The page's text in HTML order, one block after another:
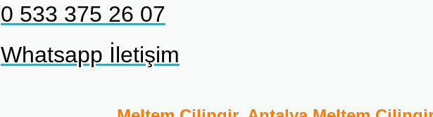
0 533 375 26 07
Whatsapp İletişim